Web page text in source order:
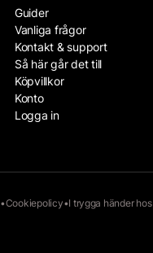
Guider
Vanliga frågor
Kontakt & support
Så här går det till
Köpvillkor
Konto
Logga in
•Cookiepolicy•I trygga händer hos